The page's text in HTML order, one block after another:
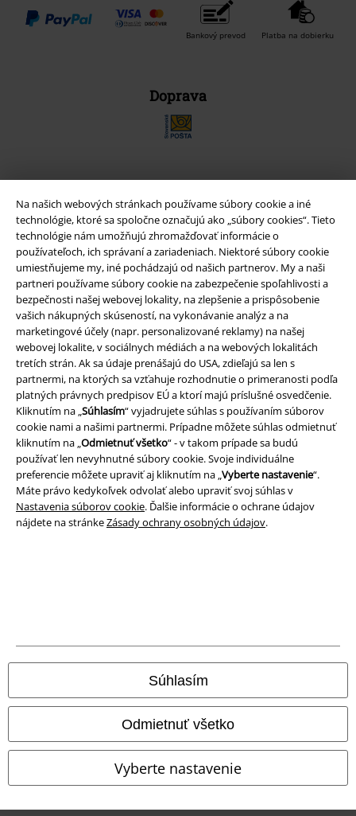
Na našich webových stránkach používame súbory cookie a iné
technológie, ktoré sa spoločne označujú ako „súbory cookies“. Tieto
technológie nám umožňujú zhromažďovať informácie o
používateľoch, ich správaní a zariadeniach. Niektoré súbory cookie
umiestňujeme my, iné pochádzajú od našich partnerov. My a naši
partneri používame súbory cookie na zabezpečenie spoľahlivosti a
bezpečnosti našej webovej lokality, na zlepšenie a prispôsobenie
vašich nákupných skúseností, na vykonávanie analýz a na
marketingové účely (napr. personalizované reklamy) na našej
webovej lokalite, v sociálnych médiách a na webových lokalitách
tretích strán. Ak sa údaje prenášajú do USA, zdieľajú sa len s
partnermi, na ktorých sa vzťahuje rozhodnutie o primeranosti podľa
platných právnych predpisov EÚ a ktorí majú príslušné osvedčenie.
Kliknutím na „Súhlasím“ vyjadrujete súhlas s používaním súborov
cookie nami a našimi partnermi. Prípadne môžete súhlas odmietnuť
kliknutím na „Odmietnuť všetko“ - v takom prípade sa budú
používať len nevyhnutné súbory cookie. Svoje individuálne
preferencie môžete upraviť aj kliknutím na „Vyberte nastavenie“.
Máte právo kedykoľvek odvolať alebo upraviť svoj súhlas v
Nastavenia súborov cookie. Ďalšie informácie o ochrane údajov
nájdete na stránkeZásady ochrany osobných údajov.
Súhlasím
Odmietnuť všetko
Vyberte nastavenie
Bankový prevod Platba na dobierku
Doprava
Nová aplikácia EMP
Stiahnite si novú EMP aplikáciu zdarma a využite všetky nové
funkcie a výhody!
A Warner Music Group Company
Ochrana osobných údajov
Likvidácia odpadu a ochrana životného prostredia
Informácie o prístupnosti